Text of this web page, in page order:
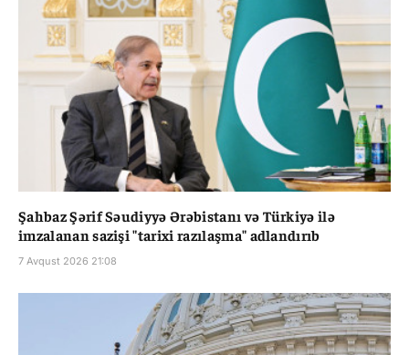
Şahbaz Şərif Səudiyyə Ərəbistanı və Türkiyə ilə
imzalanan sazişi "tarixi razılaşma" adlandırıb
7 Avqust 2026 21:08